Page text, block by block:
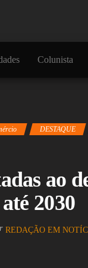
Colunista
DESTAQUE
ao
2030
REDAÇÃO EM